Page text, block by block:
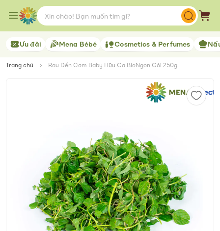
to
Content
Giỏ
Ưu đãi Mena Bébé Cosmetics & Perfumes
Trang chủ Rau Dền Cơm Baby Hữu Cơ BioNgon Gói 250g
Skip